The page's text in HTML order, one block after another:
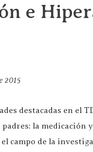
e
2015
destacadas en el
la medicación
el campo de la